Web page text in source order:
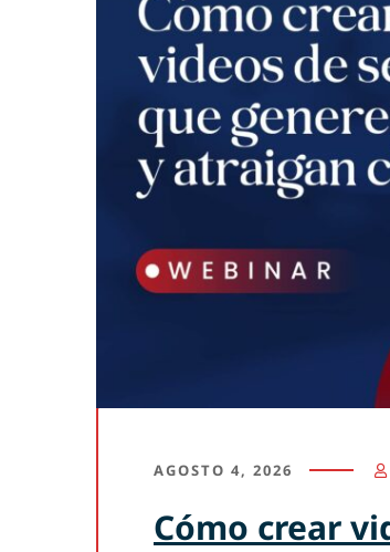
AGOSTO 4, 2026
Cómo crear